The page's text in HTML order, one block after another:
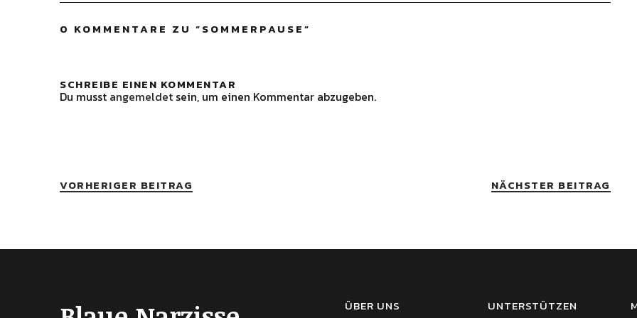
0 KOMMENTARE ZU “SOMMERPAUSE”
SCHREIBE EINEN KOMMENTAR
Du musst angemeldet sein, um einen Kommentar abzugeben.
VORHERIGER BEITRAG NÄCHSTER BEITRAG
ÜBER UNS UNTERSTÜTZEN